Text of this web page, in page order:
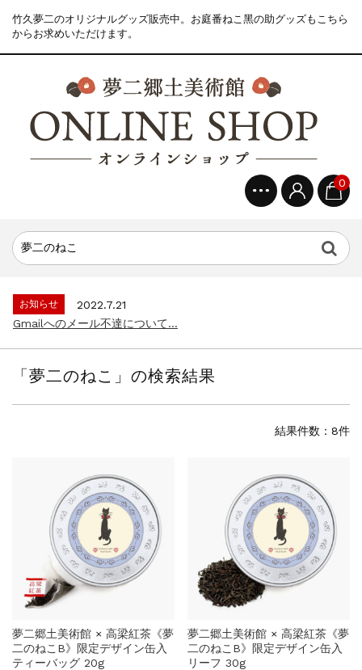
竹久夢二のオリジナルグッズ販売中。お庭番ねこ黑の助グッズもこちら
からお求めいただけます。
0
お知らせ
2022.7.21
Gmailへのメール不達について...
「夢二のねこ」の検索結果
結果件数：8件
夢二郷土美術館 × 高梁紅茶《夢
二のねこB》限定デザイン缶入
ティーバッグ 20g
夢二郷土美術館 × 高梁紅茶《夢
二のねこB》限定デザイン缶入
リーフ 30g